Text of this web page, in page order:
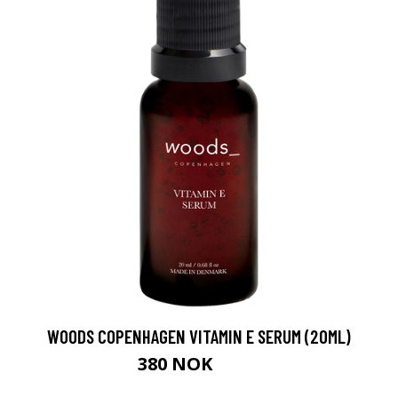
WOODS COPENHAGEN VITAMIN E SERUM (20ML)
380 NOK